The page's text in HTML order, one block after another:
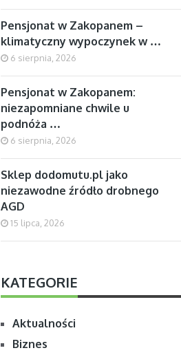
Pensjonat w Zakopanem –
klimatyczny wypoczynek w …
6 sierpnia, 2026
Pensjonat w Zakopanem:
niezapomniane chwile u
podnóża …
6 sierpnia, 2026
Sklep dodomutu.pl jako
niezawodne źródło drobnego
AGD
15 lipca, 2026
KATEGORIE
Aktualności
Biznes